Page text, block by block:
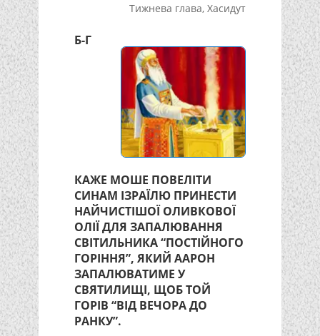
Тижнева глава,Хасидут
Б-Г
КАЖЕ МОШЕ ПОВЕЛІТИ
СИНАМ ІЗРАЇЛЮ ПРИНЕСТИ
НАЙЧИСТІШОЇ ОЛИВКОВОЇ
ОЛІЇ ДЛЯ ЗАПАЛЮВАННЯ
СВІТИЛЬНИКА “ПОСТІЙНОГО
ГОРІННЯ”, ЯКИЙ ААРОН
ЗАПАЛЮВАТИМЕ У
СВЯТИЛИЩІ, ЩОБ ТОЙ
ГОРІВ “ВІД ВЕЧОРА ДО
РАНКУ”.